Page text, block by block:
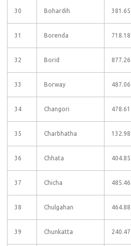
30 Bohardih 381.65
31 Borenda 718.18
32 Borid 877.26
33 Borway 487.06
34 Changori 478.61
35 Charbhatha 132.98
36 Chhata 404.85
37 Chicha 485.46
38 Chulgahan 464.88
39 Chunkatta 240.47